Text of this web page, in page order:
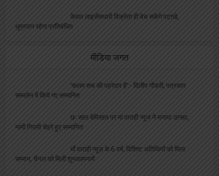
केवल लाइसेंसधारी विक्रेता ही बेच सकेंगे पटाखे,
धूम्रपान रहेगा प्रतिबंधित
मीडिया जगत
‘कलम सच की पहरेदार है’:- दिलीप गोंडवी, पत्रकार
सम्मलेन में किये गए सम्मानित
छः साल बेमिसाल पर मां वाराही न्यूज ने मनाया उत्सव,
नामी गिरामी चेहरे हुए सम्मानित
माँ वाराही न्यूज़ के 6 वर्ष, विशिष्ट अतिथियों को मिला
सम्मान, चैनल को मिली शुभकामनायें